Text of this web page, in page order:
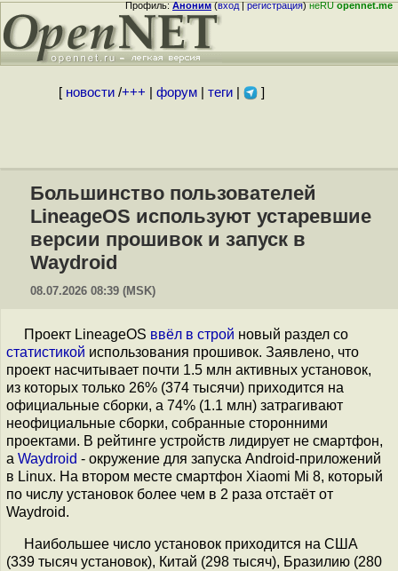
Профиль:Аноним(вход|регистрация)неRUopennet.me
[ новости/+++ форум| теги| ]
Большинство пользователей
LineageOS используют устаревшие
версии прошивок и запуск в
Waydroid
08.07.2026 08:39 (MSK)
Проект LineageOS ввёл в строй новый раздел со
статистикой использования прошивок. Заявлено, что
проект насчитывает почти 1.5 млн активных установок,
из которых только 26% (374 тысячи) приходится на
официальные сборки, а 74% (1.1 млн) затрагивают
неофициальные сборки, собранные сторонними
проектами. В рейтинге устройств лидирует не смартфон,
а Waydroid - окружение для запуска Android-приложений
в Linux. На втором месте смартфон Xiaomi Mi 8, который
по числу установок более чем в 2 раза отстаёт от
Waydroid.
Наибольшее число установок приходится на США
(339 тысяч установок), Китай (298 тысяч), Бразилию (280